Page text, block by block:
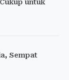
untuk
Sempat